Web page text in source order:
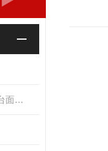
304不锈钢防水电子地磅超低台面带斜坡